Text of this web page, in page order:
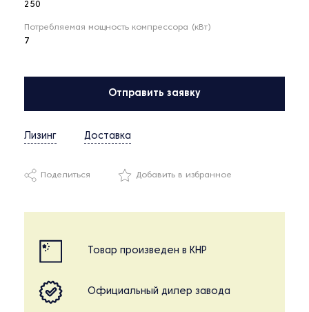
250
Потребляемая мощность компрессора (кВт)
7
Отправить заявку
Лизинг Доставка
Поделиться Добавить в избранное
Товар произведен в КНР
Официальный дилер завода